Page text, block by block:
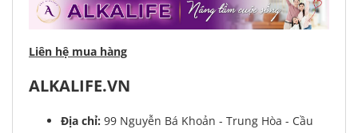
Liên hệ mua hàng
ALKALIFE.VN
Địa chỉ: 99 Nguyễn Bá Khoản - Trung Hòa - Cầu